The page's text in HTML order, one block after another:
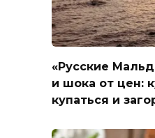
«Русские
и шока от цен:
купаться и